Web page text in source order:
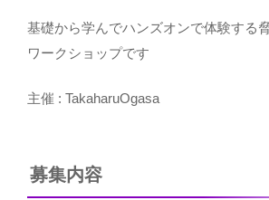
基礎から学んでハンズオンで体験する
ワークショップです
主催 : TakaharuOgasa
募集内容